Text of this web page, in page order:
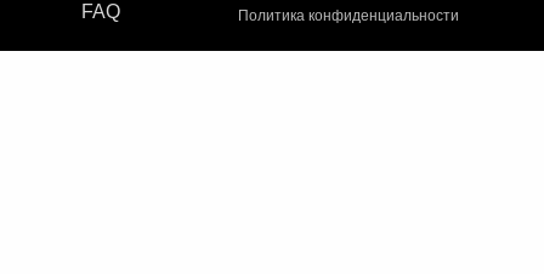
Политика конфиденциальности
FAQ